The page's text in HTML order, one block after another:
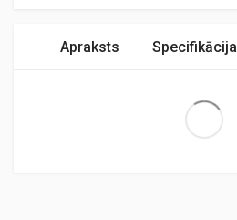
Apraksts Specifikācija